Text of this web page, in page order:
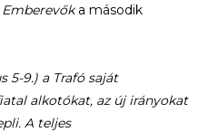
Emberevőka második
5-9.) a Trafó saját
alkotókat, az új irányokat
A teljes